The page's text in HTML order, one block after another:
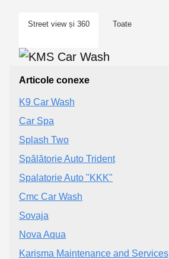
Street view și 360 Toate
Articole conexe
K9 Car Wash
Car Spa
Splash Two
Spălătorie Auto Trident
Spalatorie Auto "KKK"
Cmc Car Wash
Sovaja
Nova Aqua
Karisma Maintenance and Services